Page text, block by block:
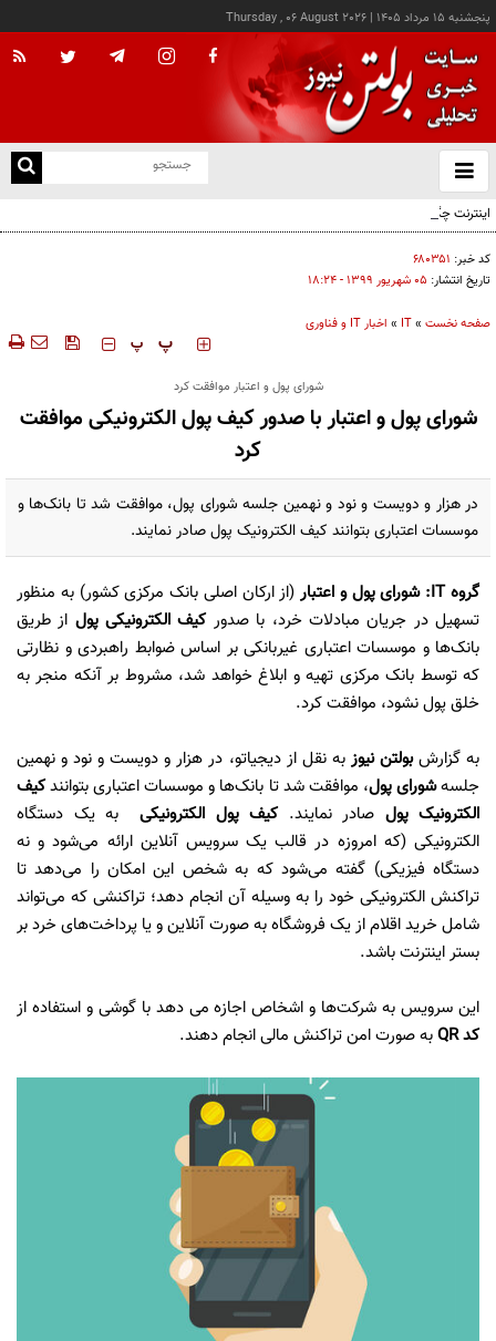
پنجشنبه ۱۵ مرداد ۱۴۰۵ |
Thursday , 06 August 2026
باز
و
اینترنت چگونه مفهوم کودکی را دگرگون کرد؟
کد خبر: ۶۸۰۳۵۱
تاریخ انتشار: ۰۵ شهريور ۱۳۹۹ - ۱۸:۲۴
صفحه نخست »
IT
» اخبار IT و فناوری
‍‍‍ پ پ
شورای پول و اعتبار موافقت کرد
شورای پول و اعتبار با صدور کیف پول الکترونیکی موافقت
کرد
در هزار و دویست و نود و نهمین جلسه شورای پول، موافقت شد تا بانک‌ها و
موسسات اعتباری بتوانند کیف الکترونیک پول صادر نمایند.
گروه IT: شورای پول و اعتبار
(از ارکان اصلی بانک مرکزی کشور) به منظور
تسهیل در جریان مبادلات خرد، با صدورکیف الکترونیکی پول از طریق
بانک‌ها و موسسات اعتباری غیربانکی بر اساس ضوابط راهبردی و نظارتی
که توسط بانک مرکزی تهیه و ابلاغ خواهد شد، مشروط بر آنکه منجر به
خلق پول نشود، موافقت کرد.
به گزارشبولتن نیوز به نقل از دیجیاتو، در هزار و دویست و نود و نهمین
جلسهشورای پول، موافقت شد تا بانک‌ها و موسسات اعتباری بتوانندکیف
الکترونیک پول صادر نمایند.کیف پول الکترونیکی به یک دستگاه
الکترونیکی (که امروزه در قالب یک سرویس آنلاین ارائه می‌شود و نه
دستگاه فیزیکی) گفته می‌شود که به شخص این امکان را می‌دهد تا
تراکنش الکترونیکی خود را به وسیله آن انجام دهد؛ تراکنشی که می‌تواند
شامل خرید اقلام از یک فروشگاه به صورت آنلاین و یا پرداخت‌های خرد بر
بستر اینترنت باشد.
این سرویس به شرکت‌ها و اشخاص اجازه می دهد با گوشی و استفاده از
کد QR
به صورت امن تراکنش مالی انجام دهند.